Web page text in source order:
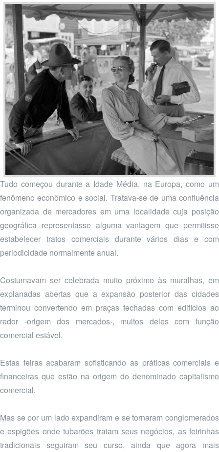
Tudo começou durante a Idade Média, na Europa, como um
fenômeno econômico e social. Tratava-se de uma confluência
organizada de mercadores em uma localidade cuja posição
geográfica representasse alguma vantagem que permitisse
estabelecer tratos comerciais durante vários dias e com
periodicidade normalmente anual.
Costumavam ser celebrada muito próximo às muralhas, em
explanadas abertas que a expansão posterior das cidades
terminou convertendo em praças fechadas com edifícios ao
redor -origem dos mercados-, muitos deles com função
comercial estável.
Estas feiras acabaram sofisticando as práticas comerciais e
financeiras que estão na origem do denominado capitalismo
comercial.
Mas se por um lado expandiram e se tornaram conglomerados
e espigões onde tubarões tratam seus negócios, as feirinhas
tradicionais seguiram seu curso, ainda que agora mais